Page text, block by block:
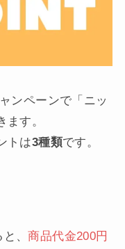
ンペーンで「ニッ
す。
トは3種類です。
と、商品代金200円